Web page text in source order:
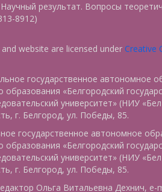
результат. Вопросы
8912)
website are licensed under Creative
государственное автономное
«Белгородский
университет» (НИУ
г. Белгород, ул. Победы, 85.
государственное автономное
«Белгородский
университет» (НИУ
г. Белгород, ул. Победы, 85.
Ольга Витальевна Дехнич, e-